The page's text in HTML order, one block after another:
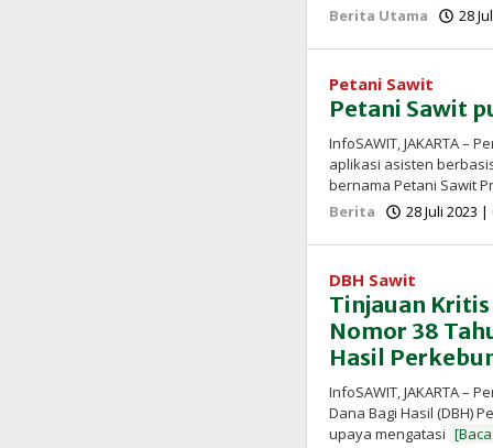
Berita Utama
28
Petani Sawit
Petani Sawit
InfoSAWIT, JAKARTA –
aplikasi asisten
bernama Petani Sawit
Berita
28 Juli 2023 |
DBH Sawit
Tinjauan
Nomor 38
Hasil
InfoSAWIT, JAKARTA –
Dana Bagi Hasil (DBH)
upaya mengatasi